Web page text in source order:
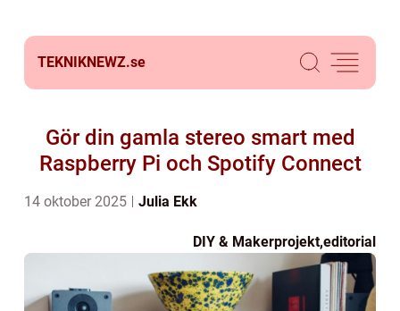
TEKNIKNEWZ.se
Gör din gamla stereo smart med
Raspberry Pi och Spotify Connect
14 oktober 2025 Julia Ekk
DIY & Makerprojekt,editorial